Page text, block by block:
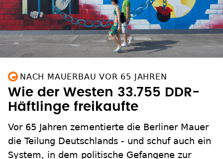
NACH MAUERBAU VOR 65 JAHREN
Wie der Westen 33.755 DDR-
Häftlinge freikaufte
Vor 65 Jahren zementierte die Berliner Mauer
die Teilung Deutschlands - und schuf auch ein
System, in dem politische Gefangene zur